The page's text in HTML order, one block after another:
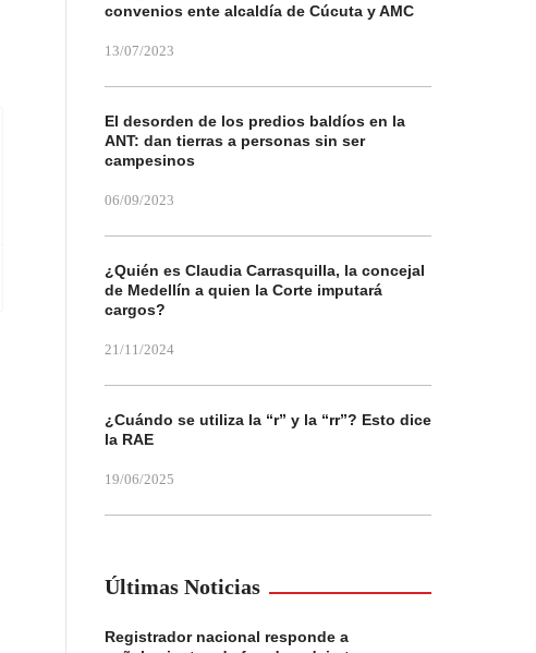
convenios ente alcaldía de Cúcuta y AMC
13/07/2023
El desorden de los predios baldíos en la
ANT: dan tierras a personas sin ser
campesinos
06/09/2023
¿Quién es Claudia Carrasquilla, la concejal
de Medellín a quien la Corte imputará
cargos?
21/11/2024
¿Cuándo se utiliza la “r” y la “rr”? Esto dice
la RAE
19/06/2025
Últimas Noticias
Registrador nacional responde a